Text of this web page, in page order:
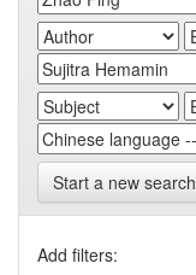
Start a new search
Add filters: